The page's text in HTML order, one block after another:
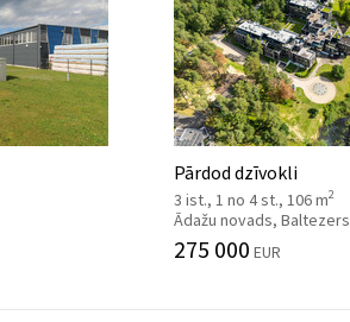
Pārdod dzīvokli
3 ist., 1 no 4 st., 106 m2
Ādažu novads, Baltezers
275 000 EUR